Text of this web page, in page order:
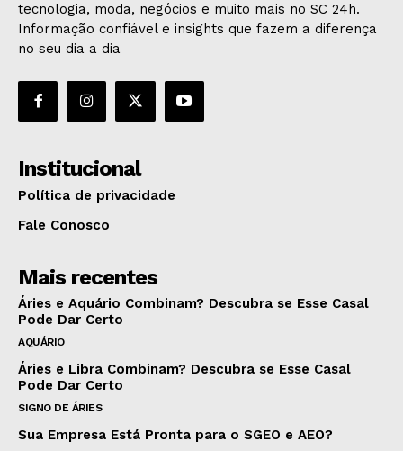
tecnologia, moda, negócios e muito mais no SC 24h.
Informação confiável e insights que fazem a diferença
no seu dia a dia
Institucional
Política de privacidade
Fale Conosco
Mais recentes
Áries e Aquário Combinam? Descubra se Esse Casal
Pode Dar Certo
AQUÁRIO
Áries e Libra Combinam? Descubra se Esse Casal
Pode Dar Certo
SIGNO DE ÁRIES
Sua Empresa Está Pronta para o SGEO e AEO?